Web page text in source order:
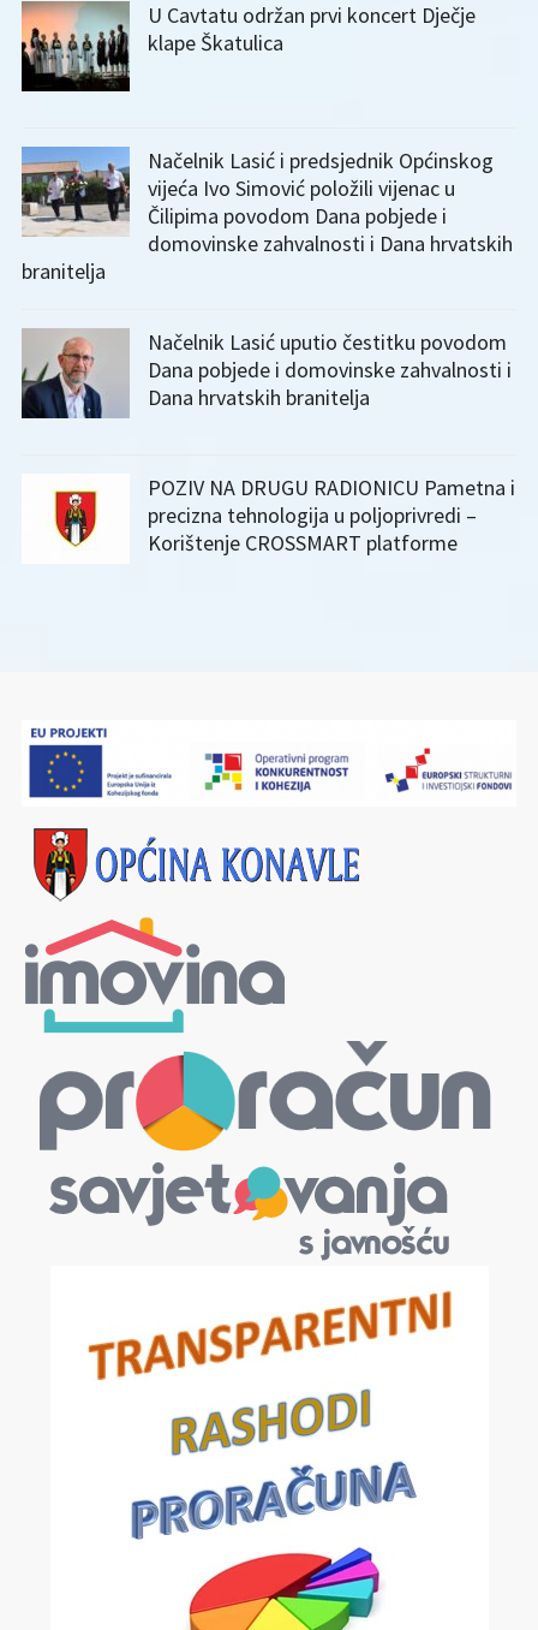
U Cavtatu održan prvi koncert Dječje
klape Škatulica
Načelnik Lasić i predsjednik Općinskog
vijeća Ivo Simović položili vijenac u
Čilipima povodom Dana pobjede i
domovinske zahvalnosti i Dana hrvatskih
branitelja
Načelnik Lasić uputio čestitku povodom
Dana pobjede i domovinske zahvalnosti i
Dana hrvatskih branitelja
POZIV NA DRUGU RADIONICU Pametna i
precizna tehnologija u poljoprivredi –
Korištenje CROSSMART platforme